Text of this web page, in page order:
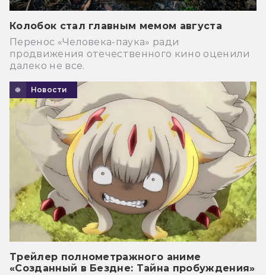
Колобок стал главным мемом августа
Перенос «Человека-паука» ради
продвижения отечественного кино оценили
далеко не все.
Новости
Трейлер полнометражного аниме
«Созданный в Бездне: Тайна пробуждения»